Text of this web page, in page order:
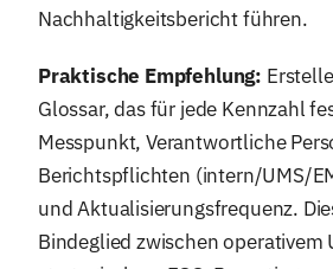
Nachhaltigkeitsbericht führen.
Praktische Empfehlung:
Glossar, das für jede Kennzahl
Messpunkt, Verantwortliche
Berichtspflichten (intern/UMS/
und Aktualisierungsfrequenz.
Bindeglied zwischen operativem